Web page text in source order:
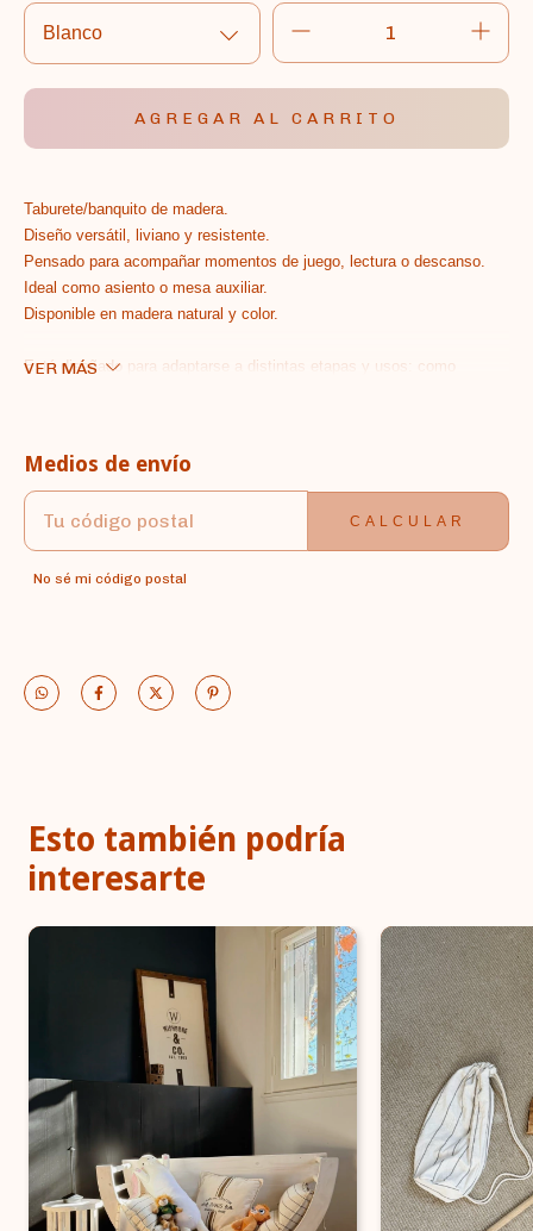
Taburete/banquito de madera.
Diseño versátil, liviano y resistente.
Pensado para acompañar momentos de juego, lectura o descanso.
Ideal como asiento o mesa auxiliar.
Disponible en madera natural y color.
Está diseñado para adaptarse a distintas etapas y usos: como
Medidas: 32 diametro, 38 h
VER MÁS
ENTREGAS PARA EL CP:
Medios de envío
CALCULAR
No sé mi código postal
Esto también podría
interesarte